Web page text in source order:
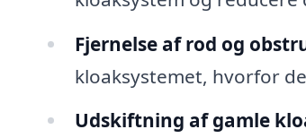
Fjernelse af rod og
kloaksystemet, hvorfor
Udskiftning af gamle